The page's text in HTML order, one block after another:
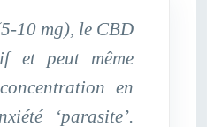
10 mg), le CBD
et peut même
en
‘parasite’.